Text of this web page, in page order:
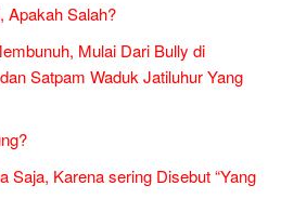
Apakah Salah?
Mulai Dari Bully di
Satpam Waduk Jatiluhur Yang
Saja, Karena sering Disebut “Yang